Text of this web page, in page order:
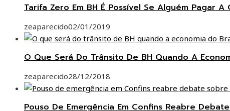
Tarifa Zero Em BH É Possível Se Alguém Pagar
zeaparecido02/01/2019
O Que Será Do Trânsito De BH Quando A
zeaparecido28/12/2018
Pouso De Emergência Em Confins Reabre